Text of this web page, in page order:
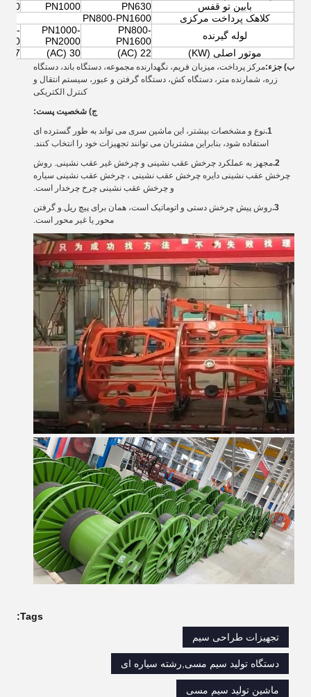
بابين تو قفس PN630
PN1000
کلاهک پرداخت مرکزی
PN800-PN1600
لوله گیرنده
PN800-
PN1600
PN1000-
PN2000
موتور اصلی (KW)
22 (AC)
30 (AC)
37 (AC)
ب) جزء:مرکز پرداخت، میزبان فریم، نگهدارنده مجموعه، دستگاه باند، دستگاه
زره، شمارنده متر، دستگاه کش، دستگاه گرفتن و عبور، سیستم انتقال و
کنترل الکتریکی
ج) شخصیت پست:
1. نوع و مشخصات بیشتر، این ماشین سری می تواند به طور گسترده ای
استفاده شود، بنابراین مشتریان می توانند تجهیزات خود را انتخاب کنند.
2. مجهز به عملکرد چرخش عقب نشینی و چرخش غیر عقب نشینی. روش
چرخش عقب نشینی دایره چرخش عقب نشینی ، چرخش عقب نشینی سیاره
و چرخش عقب نشینی چرخ چرخدار است.
3. روش پیش چرخش دستی و اتوماتیک است، همان برای پیچ ریل.و گرفتن
محور یا غیر محور است.
Tags:
تجهیزات طراحی سیم
دستگاه تولید سیم مسی,رشته سیاره ای
ماشین تولید سیم مسی